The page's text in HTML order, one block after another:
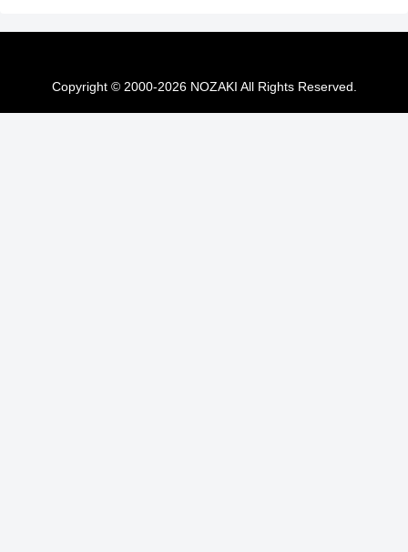
Copyright © 2000-2026 NOZAKI All Rights Reserved.